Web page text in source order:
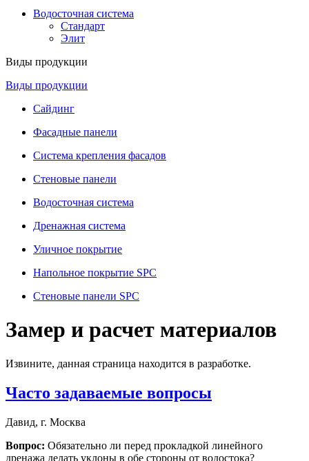
Водосточная система
Стандарт
Элит
Виды продукции
Виды продукции
Сайдинг
Фасадные панели
Система крепления фасадов
Стеновые панели
Водосточная система
Дренажная система
Уличное покрытие
Напольное покрытие SPC
Стеновые панели SPC
Замер и расчет материалов
Извините, данная страница находится в разработке.
Часто задаваемые вопросы
Давид, г. Москва
Вопрос: Обязательно ли перед прокладкой линейного
дренажа делать уклоны в обе стороны от водостока?